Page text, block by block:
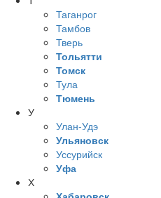
Таганрог
Тамбов
Тверь
Тольятти
Томск
Тула
Тюмень
У
Улан-Удэ
Ульяновск
Уссурийск
Уфа
Х